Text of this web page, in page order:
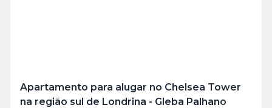
Apartamento para alugar no Chelsea Tower
na região sul de Londrina - Gleba Palhano